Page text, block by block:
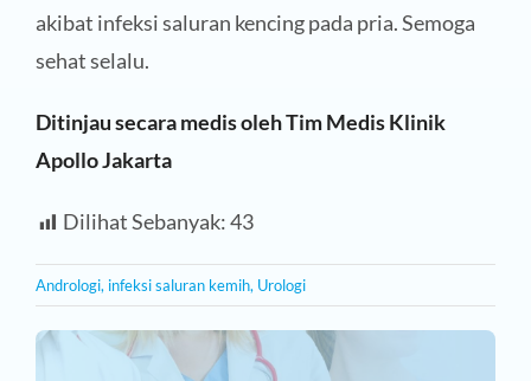
akibat infeksi saluran kencing pada pria. Semoga
sehat selalu.
Ditinjau secara medis oleh Tim Medis Klinik
Apollo Jakarta
Dilihat Sebanyak:43
Andrologi, infeksi saluran kemih, Urologi